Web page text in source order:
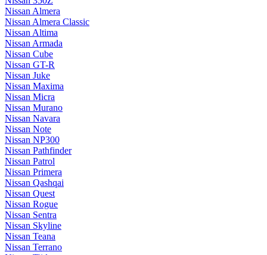
Nissan Almera
Nissan Almera Classic
Nissan Altima
Nissan Armada
Nissan Cube
Nissan GT-R
Nissan Juke
Nissan Maxima
Nissan Micra
Nissan Murano
Nissan Navara
Nissan Note
Nissan NP300
Nissan Pathfinder
Nissan Patrol
Nissan Primera
Nissan Qashqai
Nissan Quest
Nissan Rogue
Nissan Sentra
Nissan Skyline
Nissan Teana
Nissan Terrano